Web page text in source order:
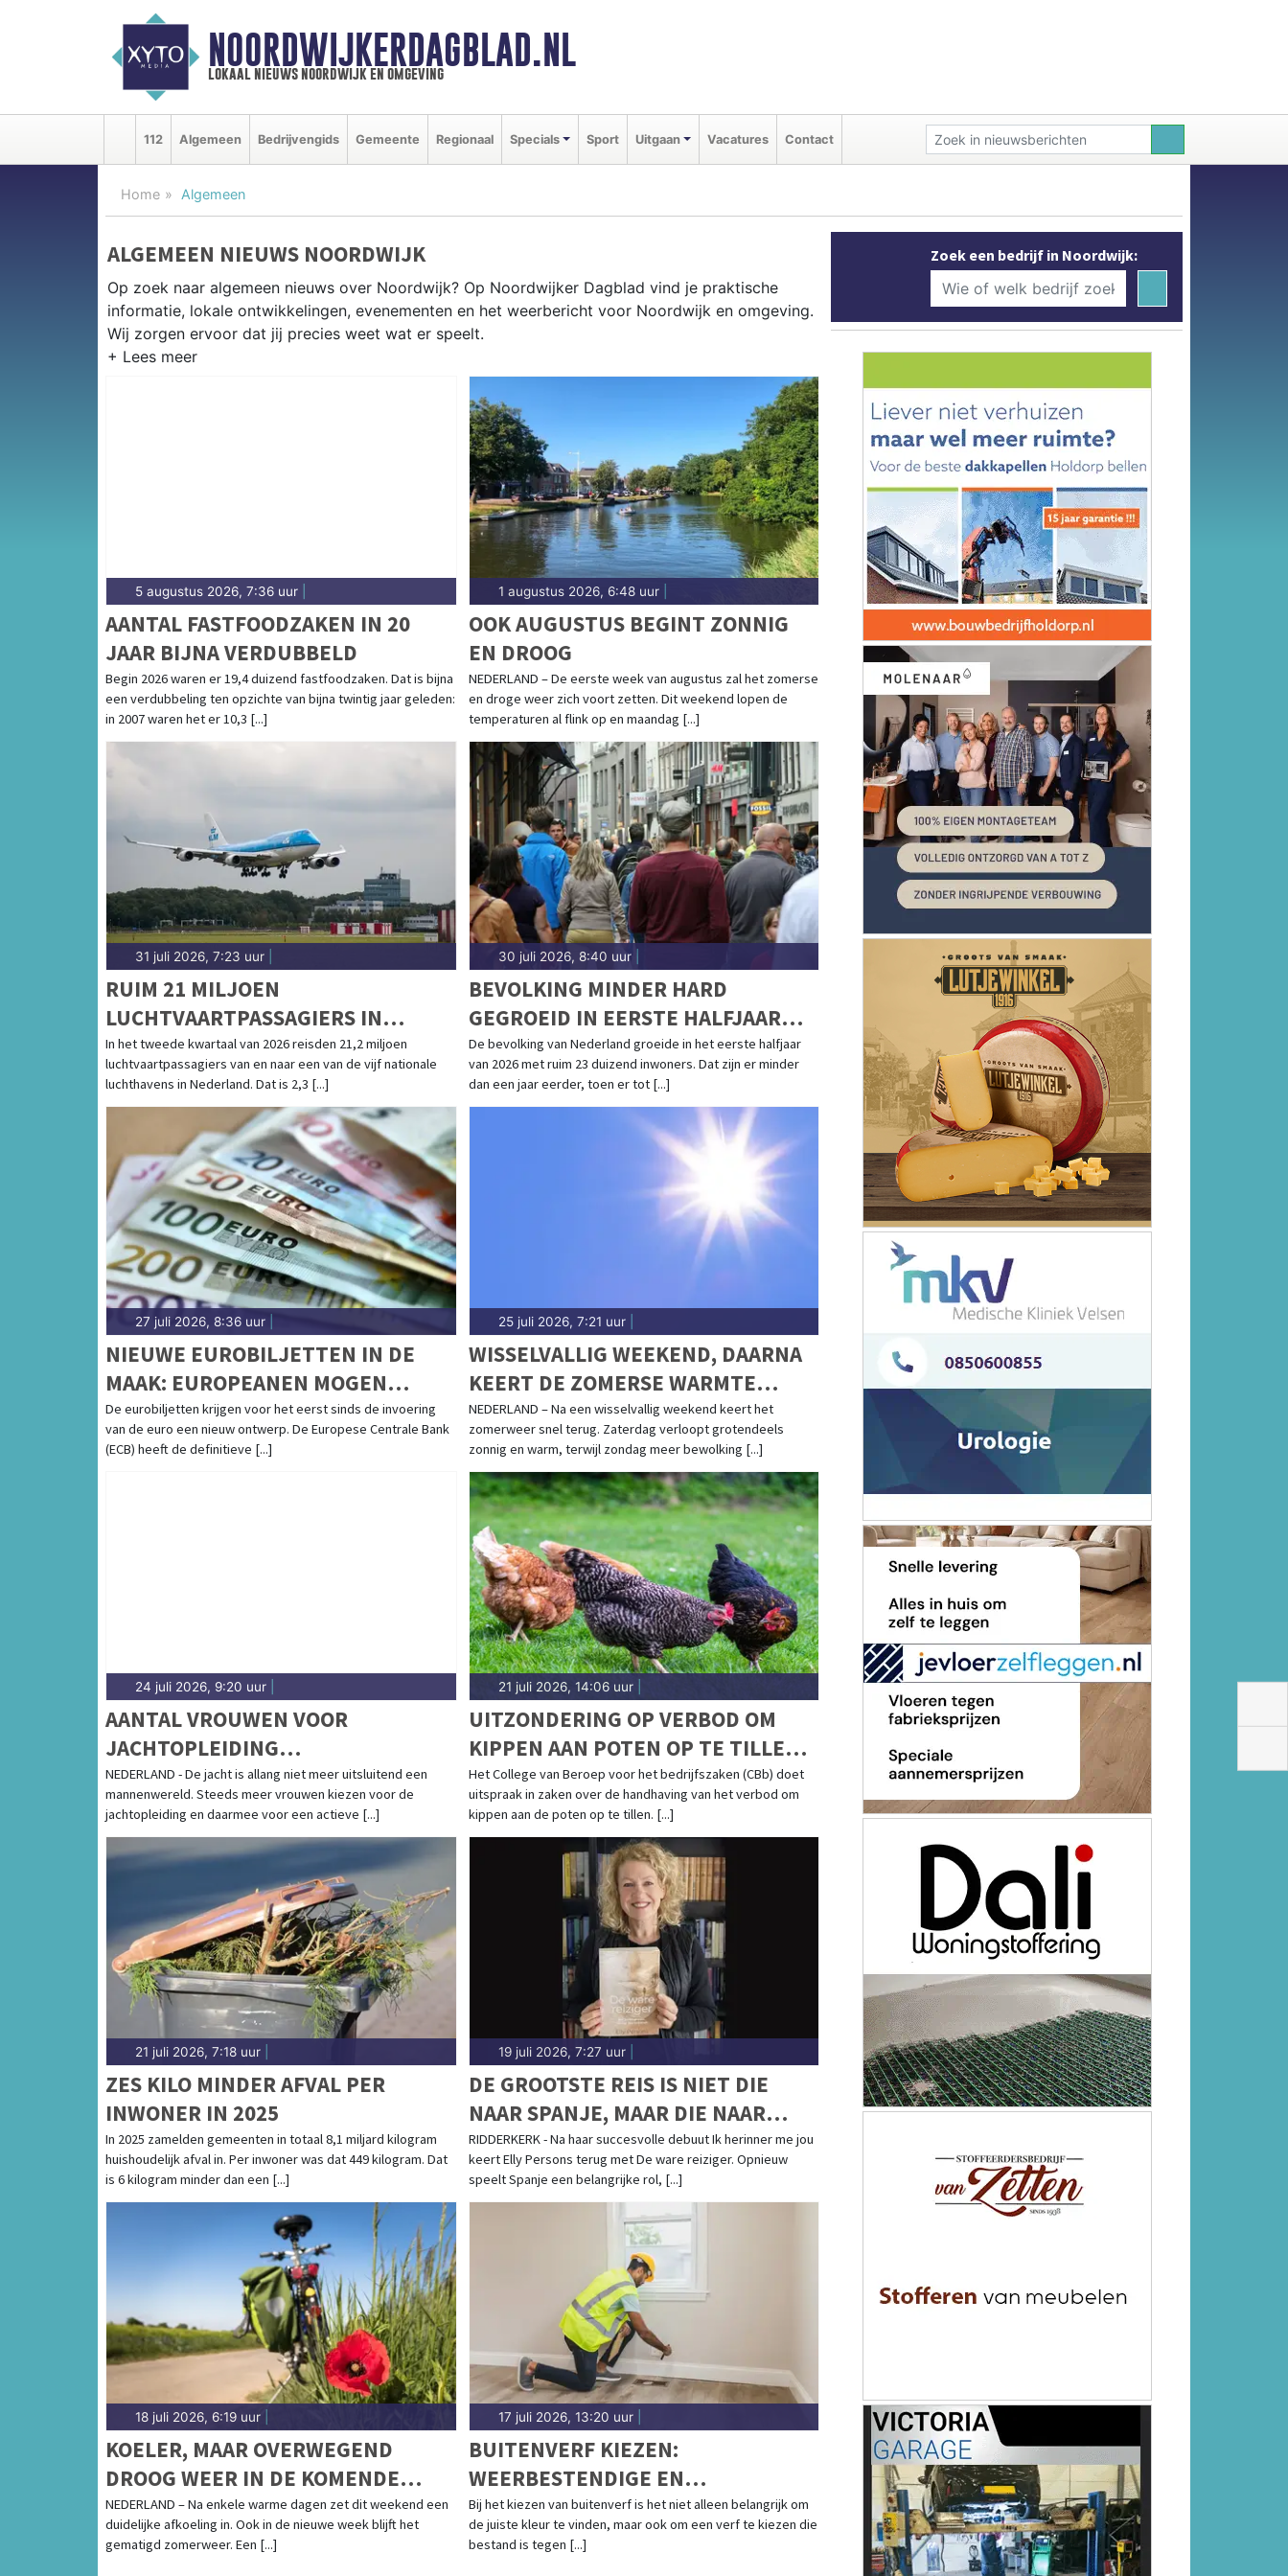
NOORDWIJKERDAGBLAD.NL
lokaal nieuws noordwijk en omgeving
112 Algemeen Bedrijvengids Gemeente Regionaal Specials Sport Uitgaan Vacatures Contact
Home Algemeen
ALGEMEEN NIEUWS NOORDWIJK
Op zoek naar algemeen nieuws over Noordwijk? Op Noordwijker Dagblad vind je praktische
informatie, lokale ontwikkelingen, evenementen en het weerbericht voor Noordwijk en omgeving.
Wij zorgen ervoor dat jij precies weet wat er speelt.
PRAKTISCHE INFORMATIE NOORDWIJK
Van werkzaamheden op de N206 tot evenementen als de bloemencorso en het weersbericht
voor de Noordhollandse kustgemeente Noordwijk.
5 augustus 2026, 7:36 uur
AANTAL FASTFOODZAKEN IN 20
JAAR BIJNA VERDUBBELD
Begin 2026 waren er 19,4 duizend fastfoodzaken. Dat is bijna
een verdubbeling ten opzichte van bijna twintig jaar geleden:
in 2007 waren het er 10,3 [...]
1 augustus 2026, 6:48 uur|
OOK AUGUSTUS BEGINT ZONNIG
EN DROOG
NEDERLAND – De eerste week van augustus zal het zomerse
en droge weer zich voort zetten. Dit weekend lopen de
temperaturen al flink op en maandag [...]
31 juli 2026, 7:23 uur
RUIM 21 MILJOEN
LUCHTVAARTPASSAGIERS IN
TWEEDE KWARTAAL, WEL MINDER
VLUCHTEN
In het tweede kwartaal van 2026 reisden 21,2 miljoen
luchtvaartpassagiers van en naar een van de vijf nationale
luchthavens in Nederland. Dat is 2,3 [...]
30 juli 2026, 8:40 uur|
BEVOLKING MINDER HARD
GEGROEID IN EERSTE HALFJAAR
2026
De bevolking van Nederland groeide in het eerste halfjaar
van 2026 met ruim 23 duizend inwoners. Dat zijn er minder
dan een jaar eerder, toen er tot [...]
27 juli 2026, 8:36 uur
NIEUWE EUROBILJETTEN IN DE
MAAK: EUROPEANEN MOGEN
VOORKEUR AANGEVEN
De eurobiljetten krijgen voor het eerst sinds de invoering
van de euro een nieuw ontwerp. De Europese Centrale Bank
(ECB) heeft de definitieve [...]
25 juli 2026, 7:21 uur|
WISSELVALLIG WEEKEND, DAARNA
KEERT DE ZOMERSE WARMTE
TERUG
NEDERLAND – Na een wisselvallig weekend keert het
zomerweer snel terug. Zaterdag verloopt grotendeels
zonnig en warm, terwijl zondag meer bewolking [...]
24 juli 2026, 9:20 uur
AANTAL VROUWEN VOOR
JACHTOPLEIDING
VERDRIEVOUDIGD
NEDERLAND - De jacht is allang niet meer uitsluitend een
mannenwereld. Steeds meer vrouwen kiezen voor de
jachtopleiding en daarmee voor een actieve [...]
21 juli 2026, 14:06 uur|
UITZONDERING OP VERBOD OM
KIPPEN AAN POTEN OP TE TILLEN
IS NIET TOEGESTAAN
Het College van Beroep voor het bedrijfszaken (CBb) doet
uitspraak in zaken over de handhaving van het verbod om
kippen aan de poten op te tillen. [...]
21 juli 2026, 7:18 uur
ZES KILO MINDER AFVAL PER
INWONER IN 2025
In 2025 zamelden gemeenten in totaal 8,1 miljard kilogram
huishoudelijk afval in. Per inwoner was dat 449 kilogram. Dat
is 6 kilogram minder dan een [...]
19 juli 2026, 7:27 uur|
DE GROOTSTE REIS IS NIET DIE
NAAR SPANJE, MAAR DIE NAAR
JEZELF'
RIDDERKERK - Na haar succesvolle debuut Ik herinner me jou
keert Elly Persons terug met De ware reiziger. Opnieuw
speelt Spanje een belangrijke rol, [...]
18 juli 2026, 6:19 uur
KOELER, MAAR OVERWEGEND
DROOG WEER IN DE KOMENDE
WEEK
NEDERLAND – Na enkele warme dagen zet dit weekend een
duidelijke afkoeling in. Ook in de nieuwe week blijft het
gematigd zomerweer. Een [...]
17 juli 2026, 13:20 uur|
BUITENVERF KIEZEN:
WEERBESTENDIGE EN
MILIEUVRIENDELIJKE OPTIES
Bij het kiezen van buitenverf is het niet alleen belangrijk om
de juiste kleur te vinden, maar ook om een verf te kiezen die
bestand is tegen [...]
Zoek een bedrijf in Noordwijk: